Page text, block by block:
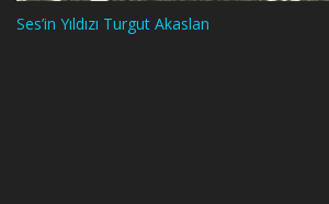
Ses’in Yıldızı Turgut Akaslan